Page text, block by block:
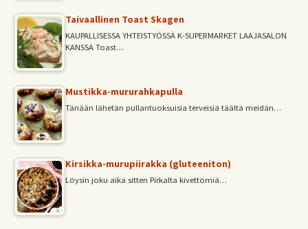
Taivaallinen Toast Skagen
KAUPALLISESSA YHTEISTYÖSSÄ K-SUPERMARKET LAAJASALON
KANSSA Toast…
Mustikka-mururahkapulla
Tänään lähetän pullantuoksuisia terveisiä täältä meidän…
Kirsikka-murupiirakka (gluteeniton)
Löysin joku aika sitten Pirkalta kivettömiä…